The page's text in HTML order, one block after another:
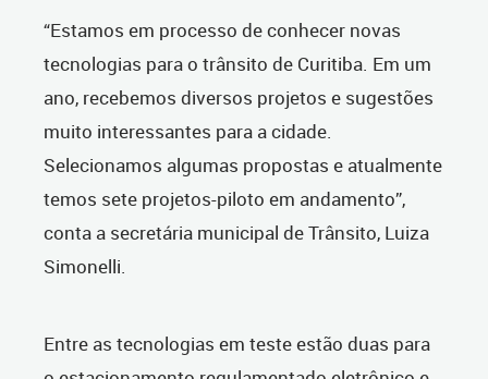
“Estamos em processo de conhecer novas
tecnologias para o trânsito de Curitiba. Em um
ano, recebemos diversos projetos e sugestões
muito interessantes para a cidade.
Selecionamos algumas propostas e atualmente
temos sete projetos-piloto em andamento”,
conta a secretária municipal de Trânsito, Luiza
Simonelli.
Entre as tecnologias em teste estão duas para